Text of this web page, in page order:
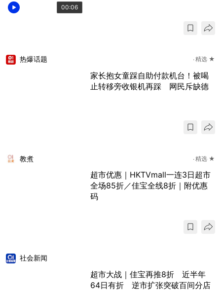
00:06
热爆话题 精选 ★
家长抱女童踩自助付款机台！被喝
止转移旁收银机再踩 网民斥缺德
教煮 精选 ★
超市优惠｜HKTVmall一连3日超市
全场85折／佳宝全线8折｜附优惠
码
社会新闻
超市大战｜佳宝再推8折 近半年
64日有折 逆市扩张突破百间分店